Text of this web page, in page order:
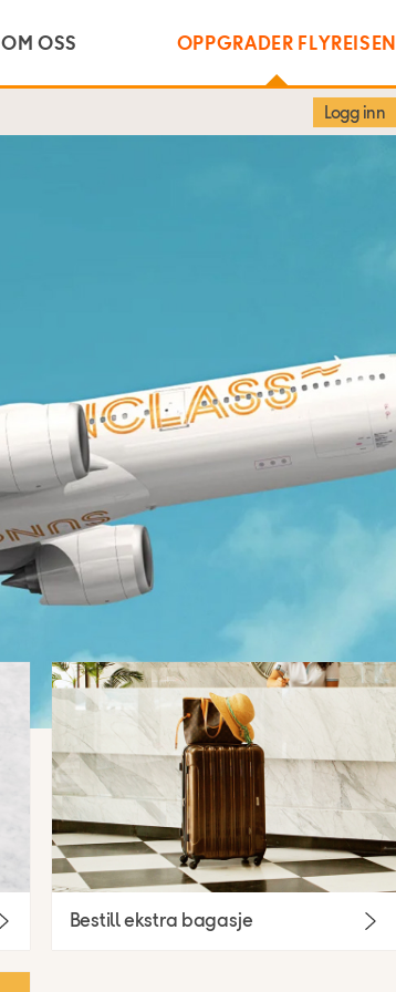
OM OSS OPPGRADER FLYREISEN
Logg inn
Bestill ekstra bagasje